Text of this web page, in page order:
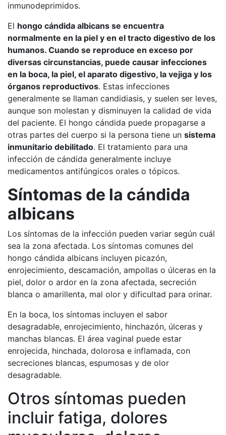
inmunodeprimidos.
El hongo cándida albicans se encuentra
normalmente en la piel y en el tracto digestivo de los
humanos. Cuando se reproduce en exceso por
diversas circunstancias, puede causar infecciones
en la boca, la piel, el aparato digestivo, la vejiga y los
órganos reproductivos. Estas infecciones
generalmente se llaman candidiasis, y suelen ser leves,
aunque son molestan y disminuyen la calidad de vida
del paciente. El hongo cándida puede propagarse a
otras partes del cuerpo si la persona tiene un sistema
inmunitario debilitado. El tratamiento para una
infección de cándida generalmente incluye
medicamentos antifúngicos orales o tópicos.
Síntomas de la cándida
albicans
Los síntomas de la infección pueden variar según cuál
sea la zona afectada. Los síntomas comunes del
hongo cándida albicans incluyen picazón,
enrojecimiento, descamación, ampollas o úlceras en la
piel, dolor o ardor en la zona afectada, secreción
blanca o amarillenta, mal olor y dificultad para orinar.
En la boca, los síntomas incluyen el sabor
desagradable, enrojecimiento, hinchazón, úlceras y
manchas blancas. El área vaginal puede estar
enrojecida, hinchada, dolorosa e inflamada, con
secreciones blancas, espumosas y de olor
desagradable.
Otros síntomas pueden
incluir fatiga, dolores